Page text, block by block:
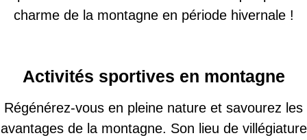
charme de la montagne en période hivernale !
Activités sportives en montagne
Régénérez-vous en pleine nature et savourez les
avantages de la montagne. Son lieu de villégiature